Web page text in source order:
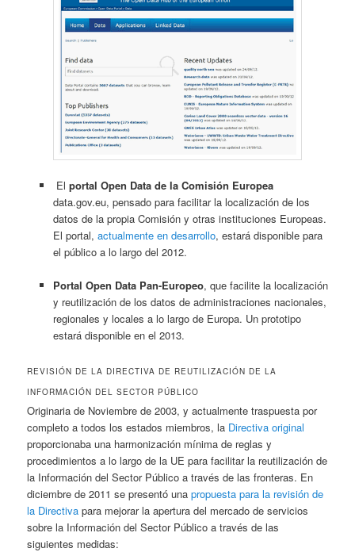
El portal Open Data de la Comisión Europea
data.gov.eu, pensado para facilitar la localización de los
datos de la propia Comisión y otras instituciones Europeas.
El portal, actualmente en desarrollo, estará disponible para
el público a lo largo del 2012.
Portal Open Data Pan-Europeo, que facilite la localización
y reutilización de los datos de administraciones nacionales,
regionales y locales a lo largo de Europa. Un prototipo
estará disponible en el 2013.
REVISIÓN DE LA DIRECTIVA DE REUTILIZACIÓN DE LA
INFORMACIÓN DEL SECTOR PÚBLICO
Originaria de Noviembre de 2003, y actualmente traspuesta por
completo a todos los estados miembros, la Directiva original
proporcionaba una harmonización mínima de reglas y
procedimientos a lo largo de la UE para facilitar la reutilización de
la Información del Sector Público a través de las fronteras. En
diciembre de 2011 se presentó unapropuesta para la revisión de
la Directiva para mejorar la apertura del mercado de servicios
sobre la Información del Sector Público a través de las
siguientes medidas: